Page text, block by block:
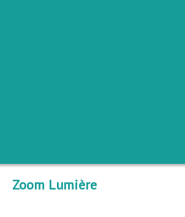
Zoom Lumière